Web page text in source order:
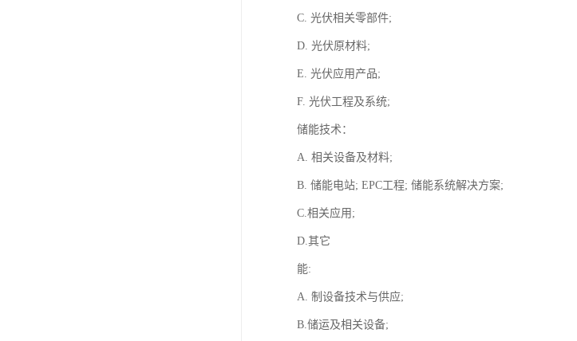
C. 光伏相关零部件;
D. 光伏原材料;
E. 光伏应用产品;
F. 光伏工程及系统;
储能技术：
A. 相关设备及材料;
B. 储能电站; EPC工程; 储能系统解决方案;
C.相关应用;
D.其它
能:
A. 制设备技术与供应;
B.储运及相关设备;